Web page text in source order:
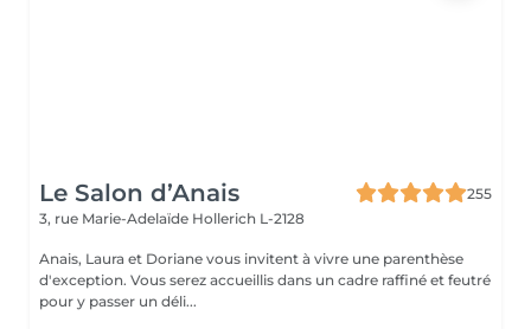
Le Salon d’Anais
255
3, rue Marie-Adelaïde Hollerich L-2128
Anais, Laura et Doriane vous invitent à vivre une parenthèse
d'exception. Vous serez accueillis dans un cadre raffiné et feutré
pour y passer un déli...